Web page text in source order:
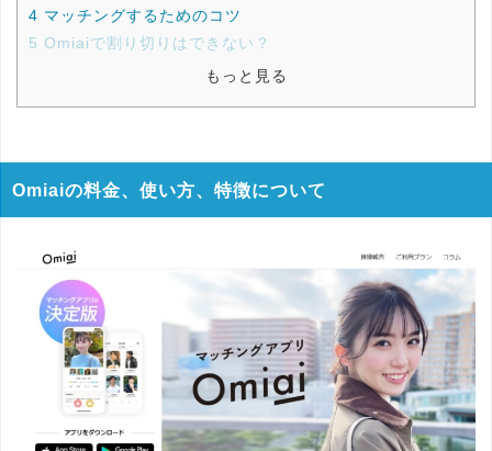
4 マッチングするためのコツ
5 Omiaiで割り切りはできない？
もっと見る
Omiaiの料金、使い方、特徴について